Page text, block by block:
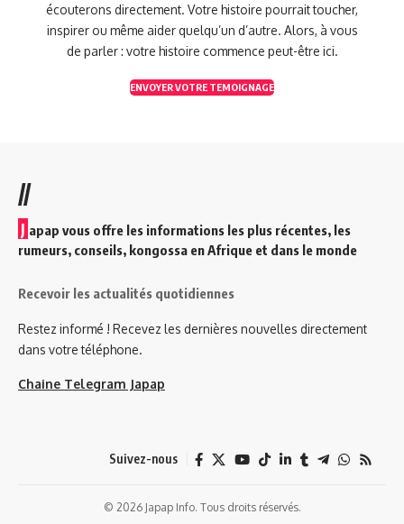
écouterons directement. Votre histoire pourrait toucher,
inspirer ou même aider quelqu’un d’autre. Alors, à vous
de parler : votre histoire commence peut-être ici.
ENVOYER VOTRE TEMOIGNAGE
//
J apap vous offre les informations les plus récentes, les
rumeurs, conseils, kongossa en Afrique et dans le monde
Recevoir les actualités quotidiennes
Restez informé ! Recevez les dernières nouvelles directement
dans votre téléphone.
Chaine Telegram Japap
Suivez-nous
© 2026 Japap Info. Tous droits réservés.